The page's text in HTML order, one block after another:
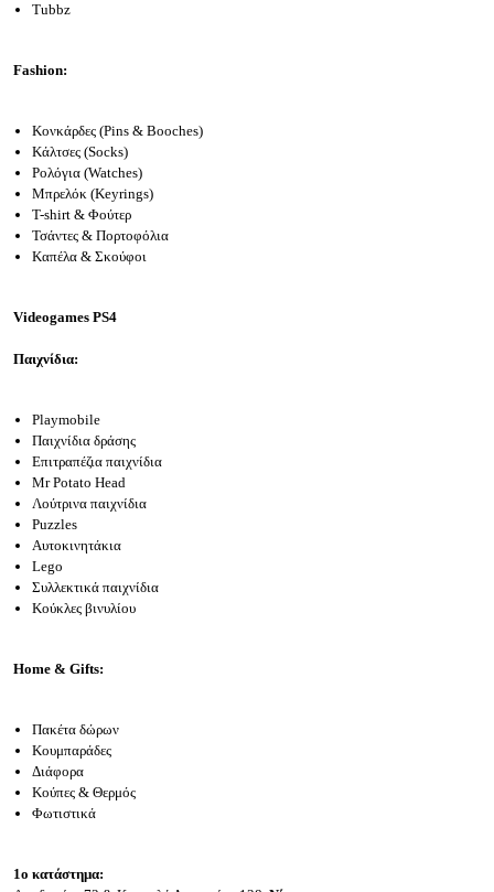
Tubbz
Fashion:
Κονκάρδες (Pins & Booches)
Κάλτσες (Socks)
Ρολόγια (Watches)
Μπρελόκ (Keyrings)
Τ-shirt & Φούτερ
Τσάντες & Πορτοφόλια
Καπέλα & Σκούφοι
Videogames PS4
Παιχνίδια:
Playmobile
Παιχνίδια δράσης
Επιτραπέζια παιχνίδια
Mr Potato Head
Λούτρινα παιχνίδια
Puzzles
Αυτοκινητάκια
Lego
Συλλεκτικά παιχνίδια
Κούκλες βινυλίου
Home & Gifts:
Πακέτα δώρων
Κουμπαράδες
Διάφορα
Κούπες & Θερμός
Φωτιστικά
1o κατάστημα: